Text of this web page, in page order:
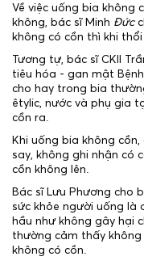
Về việc uống bia không
không, bác sĩ Minh Đức
không có cồn thì khi
Tương tự, bác sĩ CKII
tiêu hóa - gan mật Bệnh
cho hay trong bia
êtylic, nước và phụ gia
cồn ra.
Khi uống bia không
say, không ghi nhận có
cồn không lên.
Bác sĩ Lưu Phương cho
sức khỏe người uống là
hầu như không gây hại
thường cảm thấy không
không có cồn.